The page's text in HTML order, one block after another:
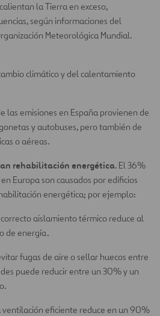
la Tierra en exceso,
según informaciones del
Meteorológica Mundial.
climático y del calentamiento
las emisiones en España provienen de
y autobuses, pero también de
o aéreas.
rehabilitación energética. El 36%
Europa son causados por edificios
energética; por ejemplo:
aislamiento térmico reduce al
de energía.
fugas de aire o sellar huecos entre
puede reducir entre un 30% y un
ventilación eficiente reduce en un 90%